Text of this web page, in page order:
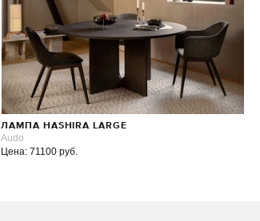
ЛАМПА HASHIRA LARGE
Audo
Цена: 71100 руб.